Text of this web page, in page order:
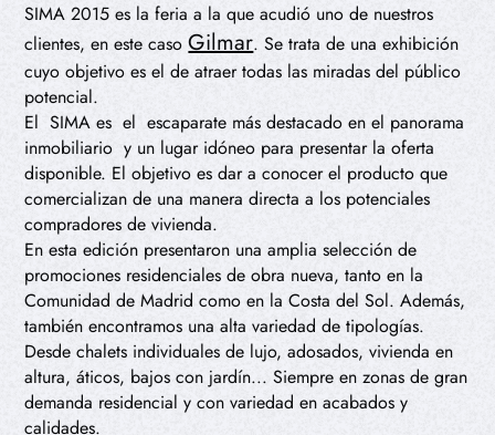
SIMA 2015 es la feria a la que acudió uno de nuestros
clientes, en este casoGilmar. Se trata de una exhibición
cuyo objetivo es el de atraer todas las miradas del público
potencial.
El SIMA es el escaparate más destacado en el panorama
inmobiliario y un lugar idóneo para presentar la oferta
disponible. El objetivo es dar a conocer el producto que
comercializan de una manera directa a los potenciales
compradores de vivienda.
En esta edición presentaron una amplia selección de
promociones residenciales de obra nueva, tanto en la
Comunidad de Madrid como en la Costa del Sol. Además,
también encontramos una alta variedad de tipologías.
Desde chalets individuales de lujo, adosados, vivienda en
altura, áticos, bajos con jardín... Siempre en zonas de gran
demanda residencial y con variedad en acabados y
calidades.